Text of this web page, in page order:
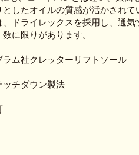
したオイルの質感が活かされて
ドライレックスを採用し、通気
に限りがあります。
ラム社クレッターリフトソール
ッチダウン製法